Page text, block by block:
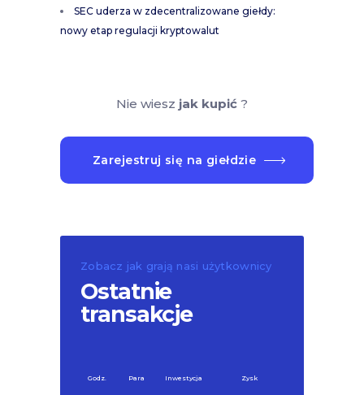
SEC uderza w zdecentralizowane giełdy:
nowy etap regulacji kryptowalut
Nie wiesz jak kupić?
Zarejestruj się na giełdzie
Zobacz jak grają nasi użytkownicy
Ostatnie
transakcje
Godz. Para Inwestycja Zysk